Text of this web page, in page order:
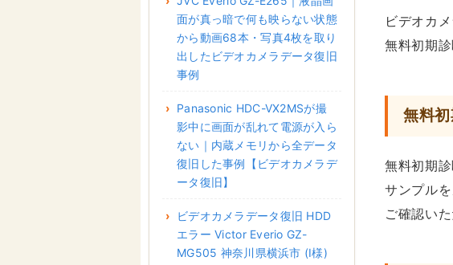
ビデオカ
無料初期
無料
無料初期
サンプル
ご確認いた
面が真っ暗で何も映らない状態
から動画68本・写真4枚を取り
出したビデオカメラデータ復旧
事例
Panasonic HDC-VX2MSが撮
影中に画面が乱れて電源が入ら
ない｜内蔵メモリから全データ
復旧した事例【ビデオカメラデ
ータ復旧】
ビデオカメラデータ復旧 HDD
エラー Victor Everio GZ-
MG505 神奈川県横浜市 (I様)